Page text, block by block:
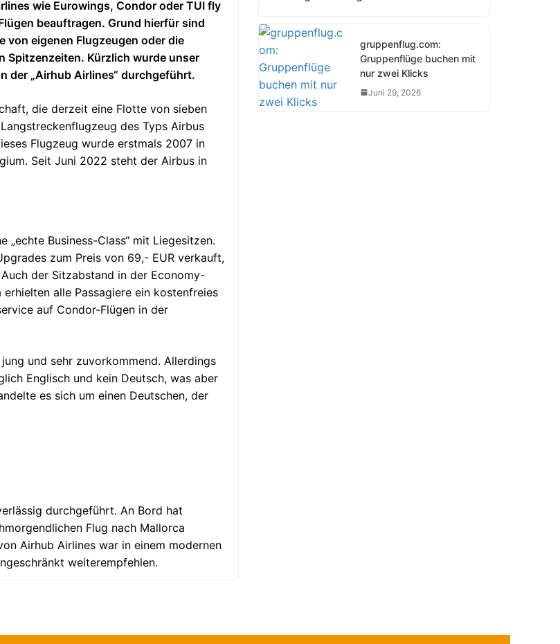
wie Eurowings, Condor oder TUI fly
beauftragen. Grund hierfür sind
eigenen Flugzeugen oder die
Spitzenzeiten. Kürzlich wurde unser
der „Airhub Airlines“ durchgeführt.
die derzeit eine Flotte von sieben
des Typs Airbus
Flugzeug wurde erstmals 2007 in
Seit Juni 2022 steht der Airbus in
Business-Class“ mit Liegesitzen.
zum Preis von 69,- EUR verkauft,
der Sitzabstand in der Economy-
alle Passagiere ein kostenfreies
auf Condor-Flügen in der
und sehr zuvorkommend. Allerdings
Englisch und kein Deutsch, was aber
es sich um einen Deutschen, der
durchgeführt. An Bord hat
Flug nach Mallorca
Airhub Airlines war in einem modernen
weiterempfehlen.
gruppenflug.com:
Gruppenflüge buchen mit
nur zwei Klicks
Juni 29, 2026